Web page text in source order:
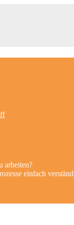
arbeiten?
einfach